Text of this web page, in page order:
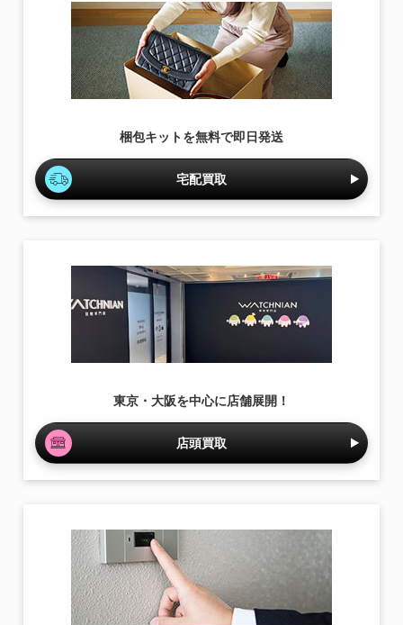
梱包キットを無料で即日発送
宅配買取
東京・大阪を中心に店舗展開！
店頭買取